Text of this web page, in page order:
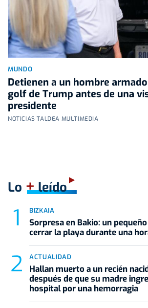
MUNDO
Detienen a un hombre
golf de Trump antes de una
presidente
NOTICIAS TALDEA MULTIMEDIA
Lo +leído
BIZKAIA
Sorpresa en Bakio: un
cerrar la playa durante una
ACTUALIDAD
Hallan muerto a un recién
después de que su madre
hospital por una hemorragia